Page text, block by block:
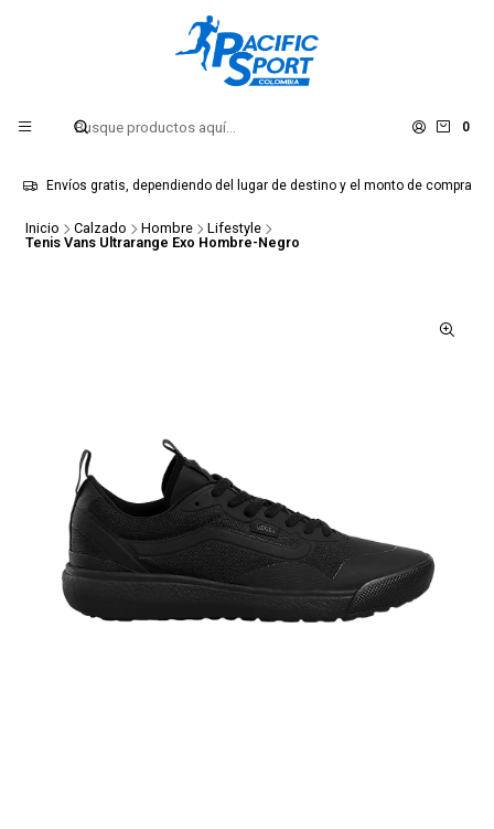
0
Envíos gratis, dependiendo del lugar de destino y el monto de compra
Inicio Calzado Hombre
Lifestyle
Tenis Vans Ultrarange Exo Hombre-Negro